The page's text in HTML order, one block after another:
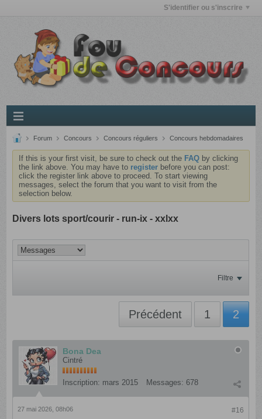
S'identifier ou s'inscrire
Forum Concours Concours réguliers Concours hebdomadaires
If this is your first visit, be sure to check out the FAQ by clicking
the link above. You may have to register before you can post:
click the register link above to proceed. To start viewing
messages, select the forum that you want to visit from the
selection below.
Divers lots sport/courir - run-ix - xxlxx
Filtre
Précédent 1 2
Bona Dea
Cintré
Inscription: mars 2015 Messages: 678
#16
27 mai 2026, 08h06